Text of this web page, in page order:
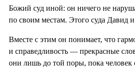
Божий суд иной: он ничего не
по своим местам. Этого суда Давид
Вместе с этим он понимает, что
и справедливость — прекрасные
они лишь до той поры, пока человек